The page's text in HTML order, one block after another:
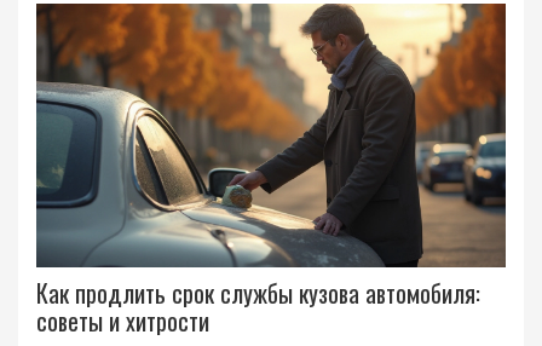
масла, чтобы автомобиль оставался в хорошем состоянии
и служил долго.
Как продлить срок службы кузова автомобиля:
советы и хитрости